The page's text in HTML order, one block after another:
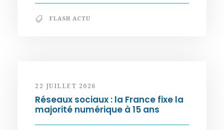
FLASH ACTU
22 JUILLET 2026
Réseaux sociaux : la France fixe la
majorité numérique à 15 ans